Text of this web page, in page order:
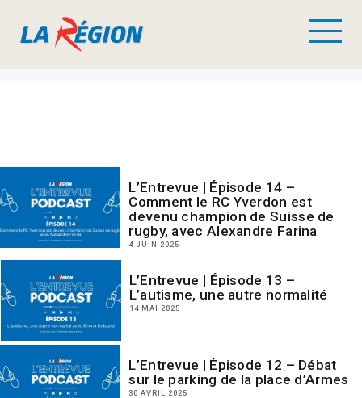
L’Entrevue | Épisode 14 –
Comment le RC Yverdon est
devenu champion de Suisse de
rugby, avec Alexandre Farina
4 JUIN 2025
L’Entrevue | Épisode 13 –
L’autisme, une autre normalité
14 MAI 2025
L’Entrevue | Épisode 12 – Débat
sur le parking de la place d’Armes
30 AVRIL 2025